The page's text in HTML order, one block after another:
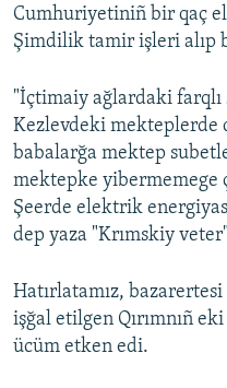
Cumhuriyetiniñ bir qaç
Şimdilik tamir işleri alıp
"İçtimaiy ağlardaki
Kezlevdeki mekteplerde
babalarğa mektep
mektepke yibermemege
Şeerde elektrik
dep yaza "Krımskiy
Hatırlatamız,
işğal etilgen Qırımnıñ
ücüm etken edi.